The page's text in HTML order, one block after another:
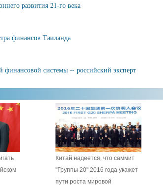
развития 21-го века
финансов Таиланда
системы -- российский эксперт
Китай надеется, что саммит
"Группы 20" 2016 года укажет
пути роста мировой